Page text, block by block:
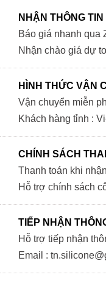
NHẬN THÔNG
Báo giá nhanh qua
Nhận chào giá dự
HÌNH THỨC VẬN
Vận chuyển miễn
Khách hàng tỉnh :
CHÍNH SÁCH
Thanh toán khi
Hỗ trợ chính sách
TIẾP NHẬN
Hỗ trợ tiếp nhận
Email :